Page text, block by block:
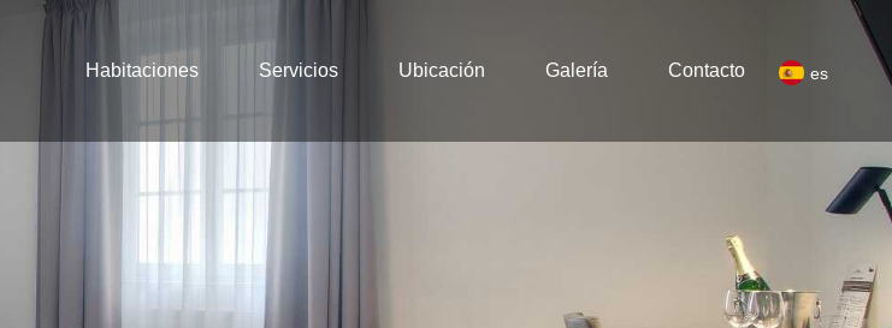
es
Habitaciones Servicios Ubicación Galería Contacto